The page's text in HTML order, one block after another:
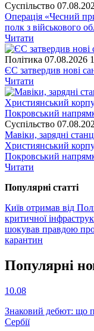
Суспiльство
Операція «Чесний
полк з військового
Читати
Полiтика 07.08.2026
ЄС затвердив нові
Читати
Суспiльство
Мавіки, зарядні
Християнський
Покровський
Читати
Популярнi статтi
Київ отримав від
критичної
шокував правдою
карантин
Популярнi
10.08
Знаковий дебют: що
Сербії